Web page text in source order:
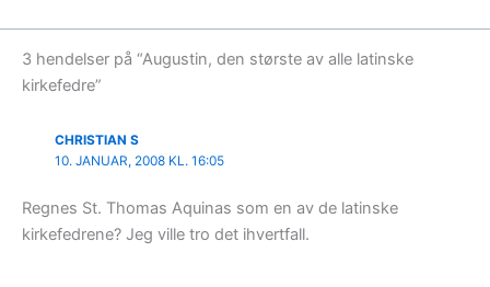
3 hendelser på “Augustin, den største av alle latinske
kirkefedre”
CHRISTIAN S
10. JANUAR, 2008 KL. 16:05
Regnes St. Thomas Aquinas som en av de latinske
kirkefedrene? Jeg ville tro det ihvertfall.